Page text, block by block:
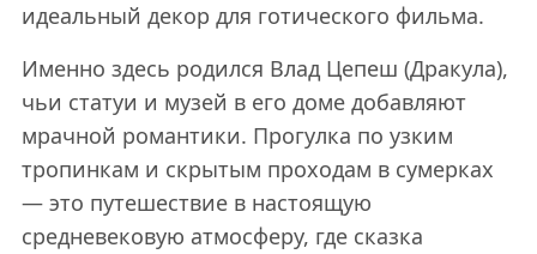
идеальный декор для готического фильма.
Именно здесь родился Влад Цепеш (Дракула),
чьи статуи и музей в его доме добавляют
мрачной романтики. Прогулка по узким
тропинкам и скрытым проходам в сумерках
— это путешествие в настоящую
средневековую атмосферу, где сказка